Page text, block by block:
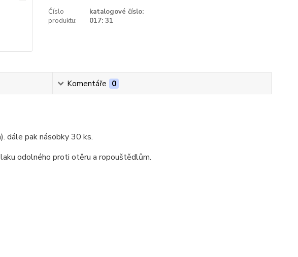
Číslo
produktu:
katalogové číslo:
017: 31
Komentáře 0
dále pak násobky 30 ks.
odolného proti otěru a ropouštědlům.